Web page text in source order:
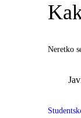
Neretko